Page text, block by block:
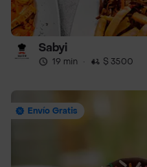
Sabyi
19 min · $ 3500
Envío Gratis